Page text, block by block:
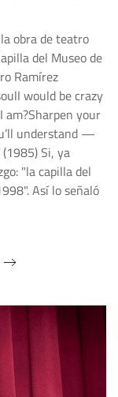
obra de teatro
del Museo de
Ramírez
would be crazy
am?Sharpen your
understand —
Si, ya
"la capilla del
Así lo señaló